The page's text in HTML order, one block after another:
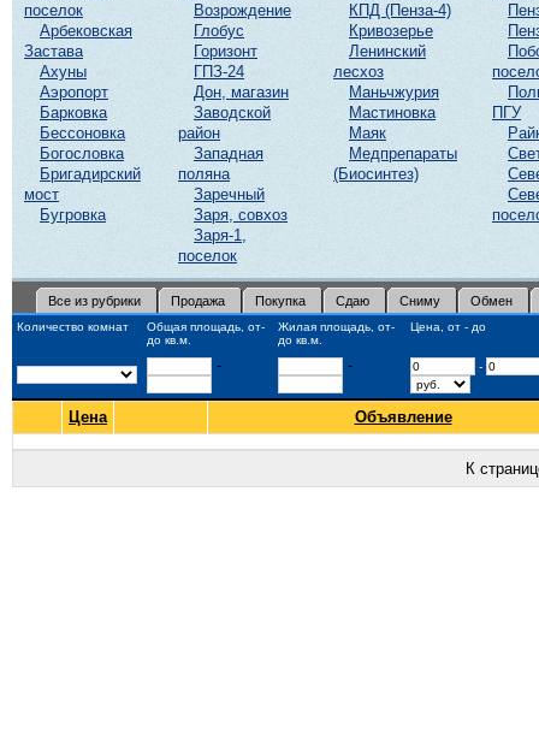
поселок
Арбековская
Застава
Ахуны
Аэропорт
Барковка
Бессоновка
Богословка
Бригадирский
мост
Бугровка
Возрождение
Глобус
Горизонт
ГПЗ-24
Дон, магазин
Заводской
район
Западная
поляна
Заречный
Заря, совхоз
Заря-1,
поселок
КПД (Пенза-4)
Кривозерье
Ленинский
лесхоз
Маньчжурия
Мастиновка
Маяк
Медпрепараты
(Биосинтез)
ПГУ
Все из рубрики Продажа Покупка Сдаю Сниму Обмен
Количество комнат
Общая площадь, от-
до кв.м.
Жилая площадь, от-
до кв.м.
Цена, от - до
- - -
Цена Объявление
К